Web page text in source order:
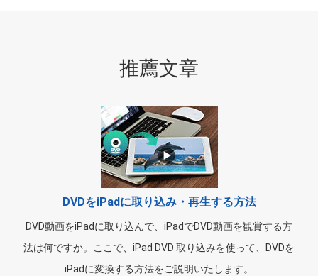
推薦文章
DVDをiPadに取り込み・再生する方法
DVD動画をiPadに取り込んで、iPadでDVD動画を観賞する方
法は何ですか。ここで、iPad DVD 取り込みを使って、DVDを
iPadに変換する方法をご説明いたします。